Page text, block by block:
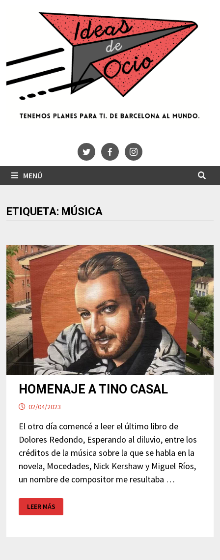
MENÚ
ETIQUETA: MÚSICA
HOMENAJE A TINO CASAL
02/04/2023
El otro día comencé a leer el último libro de
Dolores Redondo, Esperando al diluvio, entre los
créditos de la música sobre la que se habla en la
novela, Mocedades, Nick Kershaw y Miguel Ríos,
un nombre de compositor me resultaba …
HOMENAJE
A
TINO
LEER MÁS